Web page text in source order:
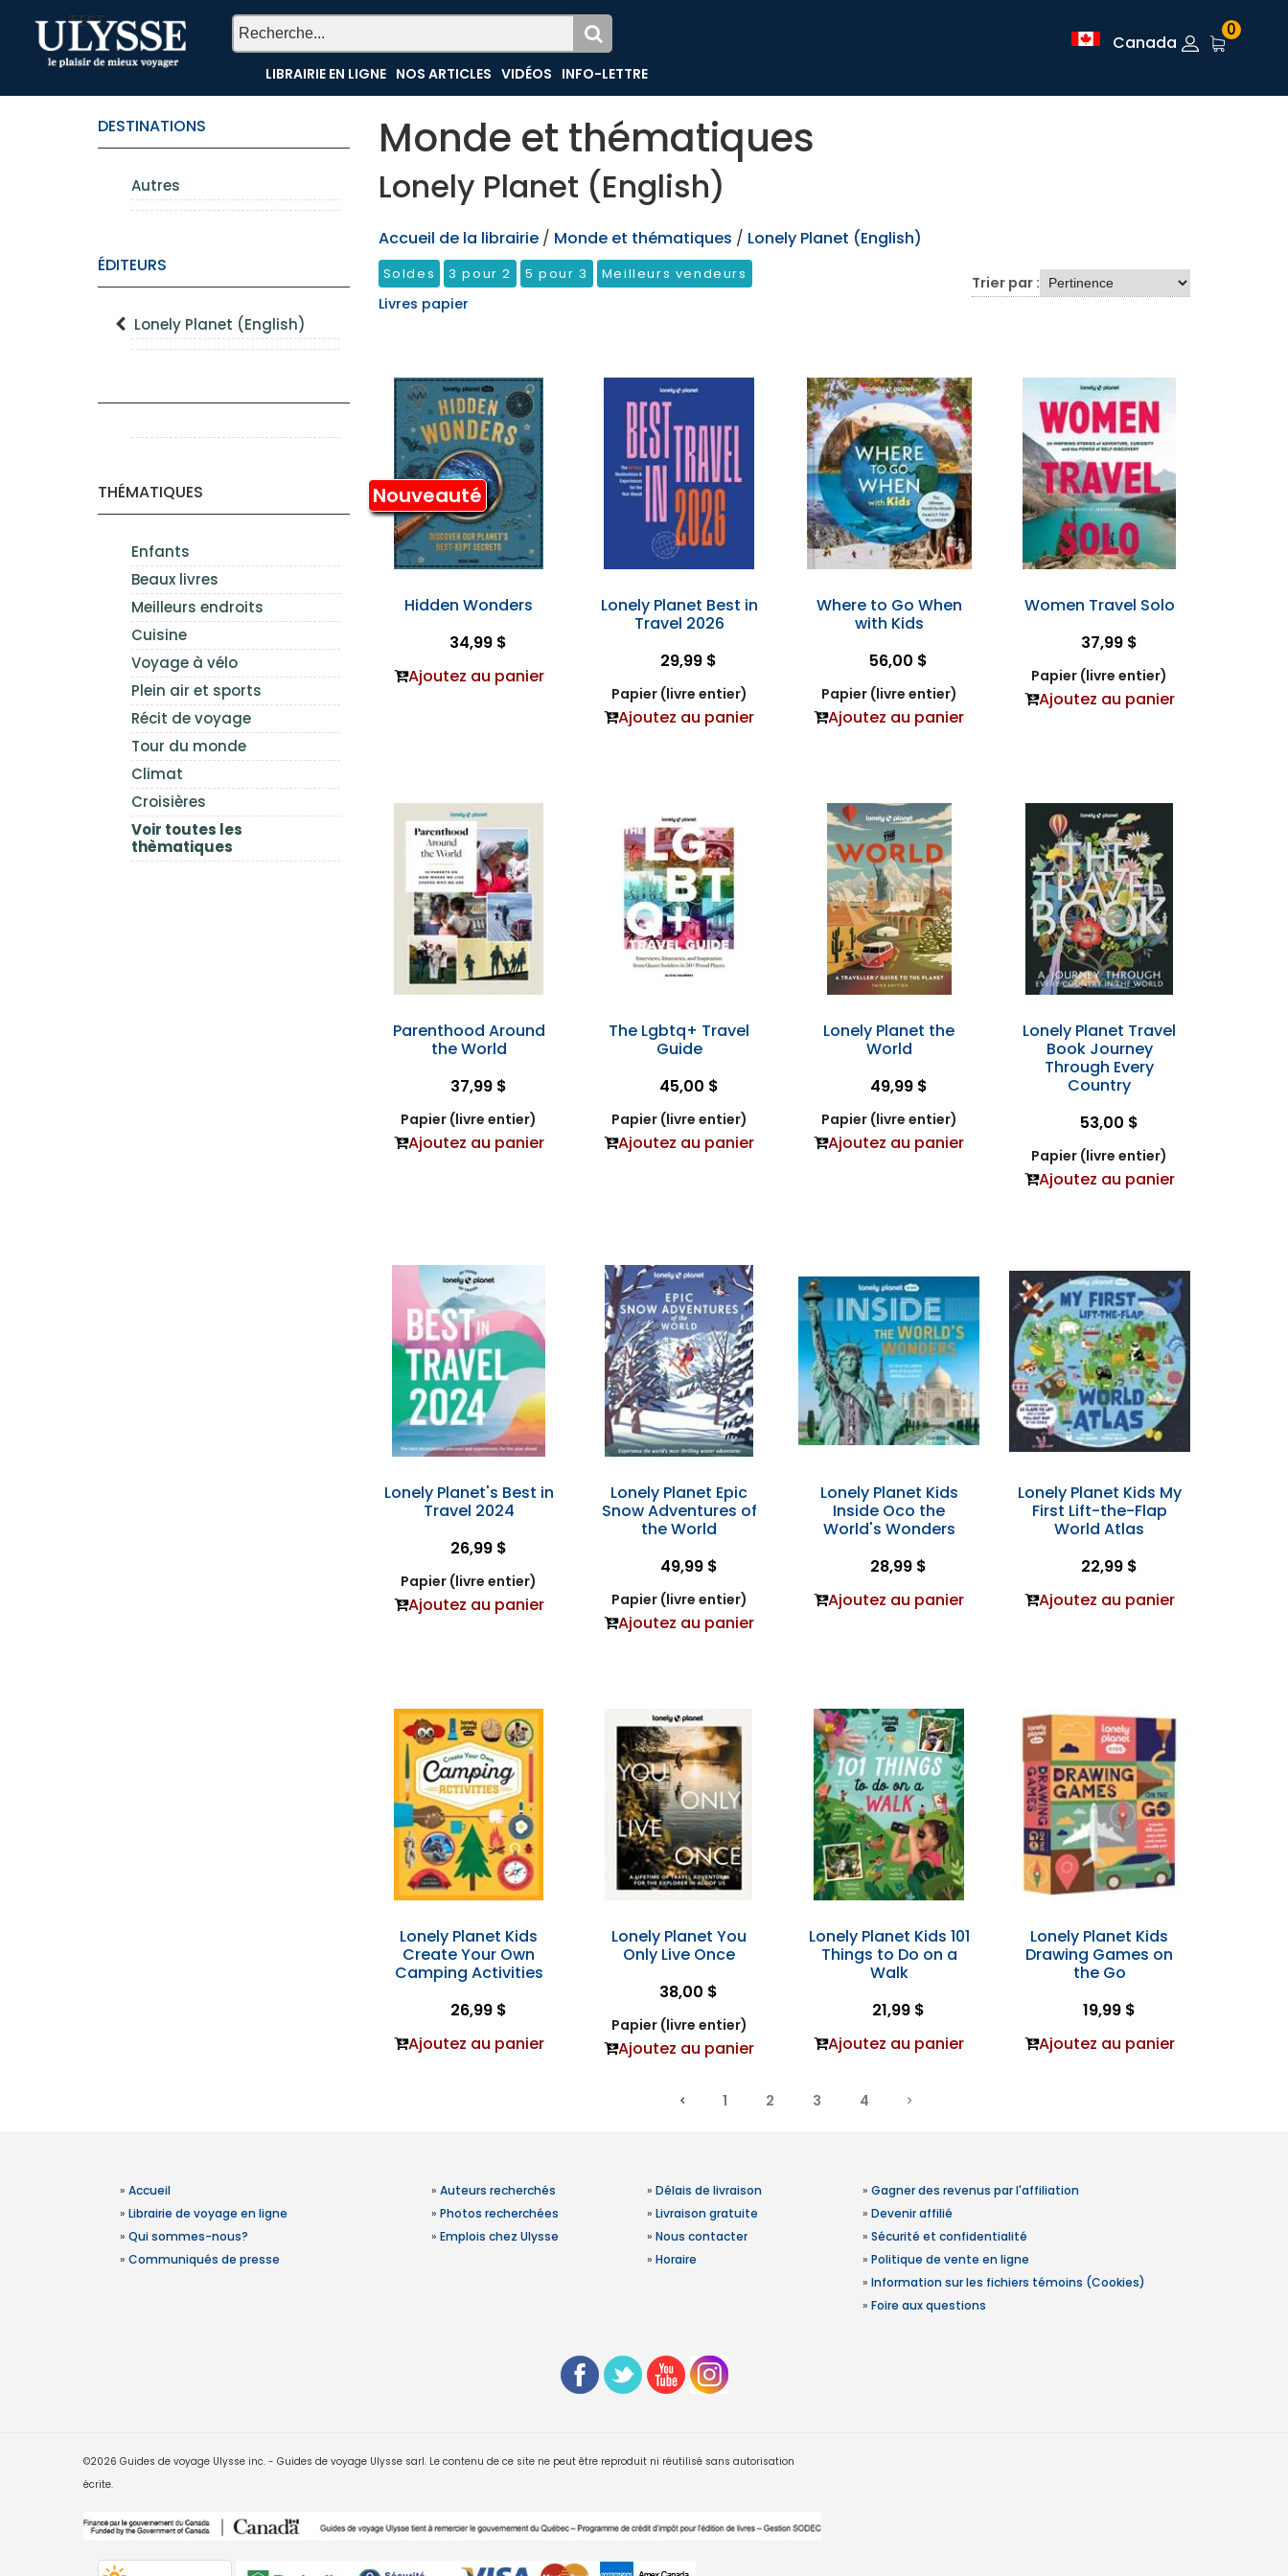
TEST
LIBRAIRIE EN LIGNE NOS ARTICLES VIDÉOS INFO-LETTRE
Canada
0
DESTINATIONS
Autres
ÉDITEURS
Lonely Planet (English)
THÉMATIQUES
Enfants
Beaux livres
Meilleurs endroits
Cuisine
Voyage à vélo
Plein air et sports
Récit de voyage
Tour du monde
Climat
Croisières
Voir toutes les
thèmatiques
Monde et thématiques
Lonely Planet (English)
Accueil de la librairie / Monde et thématiques / Lonely Planet (English)
Soldes 3 pour 2 5 pour 3 Meilleurs vendeurs
Livres papier
Trier par :
Nouveauté
Hidden Wonders
34,99 $
Ajoutez au panier
Lonely Planet Best in
Travel 2026
29,99 $
Papier (livre entier)
Ajoutez au panier
Where to Go When
with Kids
56,00 $
Papier (livre entier)
Ajoutez au panier
Women Travel Solo
37,99 $
Papier (livre entier)
Ajoutez au panier
Parenthood Around
the World
37,99 $
Papier (livre entier)
Ajoutez au panier
The Lgbtq+ Travel
Guide
45,00 $
Papier (livre entier)
Ajoutez au panier
Lonely Planet the
World
49,99 $
Papier (livre entier)
Ajoutez au panier
Lonely Planet Travel
Book Journey
Through Every
Country
53,00 $
Papier (livre entier)
Ajoutez au panier
Lonely Planet's Best in
Travel 2024
26,99 $
Papier (livre entier)
Ajoutez au panier
Lonely Planet Epic
Snow Adventures of
the World
49,99 $
Papier (livre entier)
Ajoutez au panier
Lonely Planet Kids
Inside Oco the
World's Wonders
28,99 $
Ajoutez au panier
Lonely Planet Kids My
First Lift-the-Flap
World Atlas
22,99 $
Ajoutez au panier
Lonely Planet Kids
Create Your Own
Camping Activities
26,99 $
Ajoutez au panier
Lonely Planet You
Only Live Once
38,00 $
Papier (livre entier)
Ajoutez au panier
Lonely Planet Kids 101
Things to Do on a
Walk
21,99 $
Ajoutez au panier
Lonely Planet Kids
Drawing Games on
the Go
19,99 $
Ajoutez au panier
1 2 3 4
» Accueil
» Librairie de voyage en ligne
» Qui sommes-nous?
» Communiqués de presse
» Auteurs recherchés
» Photos recherchées
» Emplois chez Ulysse
» Délais de livraison
» Livraison gratuite
» Nous contacter
» Horaire
» Gagner des revenus par l'affiliation
» Devenir affilié
» Sécurité et confidentialité
» Politique de vente en ligne
» Information sur les fichiers témoins (Cookies)
» Foire aux questions
©2026 Guides de voyage Ulysse inc. - Guides de voyage Ulysse sarl. Le contenu de ce site ne peut être reproduit ni réutilisé sans autorisation
écrite.